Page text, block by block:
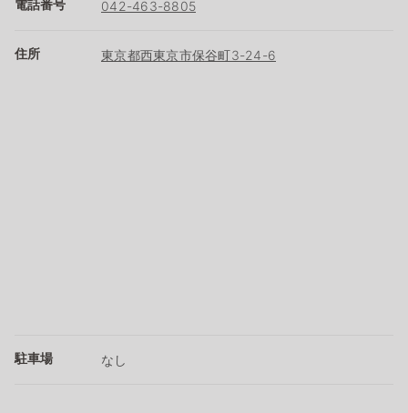
電話番号 042-463-8805
住所 東京都西東京市保谷町3-24-6
駐車場 なし